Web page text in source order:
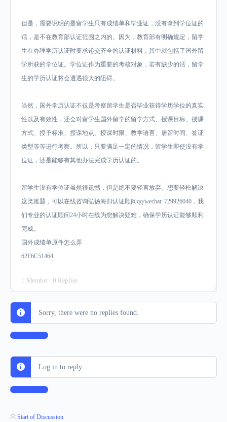
但是，需要说明的是留学生只有成绩单和毕业证，没有拿到学位证的
话，是不在教育部认证范围之内的。因为，教育部有明确规定，留学
生在办理学历认证时要求递交齐全的认证材料，其中就包括了国外留
学所获的学位证。学位证作为重要的考核对象，若有缺少的话，留学
生的学历认证将会遭遇很大的阻碍。
当然，国外学历认证不仅是考察留学生是否毕业获得学历学位的真实
性以及有效性，还会对留学生国外留学的留学方式、授课目标、授课
方式、授予标准、授课地点、授课时限、教学语言、居留时间、签证
类型等等进行考察。所以，只要满足一定的情况，留学生即使没有学
位证，还是能够有其他办法完成学历认证的。
留学生没有学位证虽然很遗憾，但是绝不要轻言放弃。想要轻松解决
这类难题，可以在线咨询弘扬海归认证顾问qq/wechat: 729926040，我
们专业的认证顾问24小时在线为您解决疑难，确保学历认证能够顺利
完成。
国外成绩单原件怎么弄
62F6C51464
1 Member · 0 Replies
Sorry, there were no replies found.
Log In to Reply
Log in to reply.
Log In to Reply
Start of Discussion